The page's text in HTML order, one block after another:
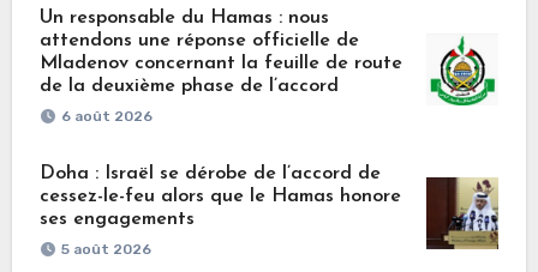
Un responsable du Hamas : nous
attendons une réponse officielle de
Mladenov concernant la feuille de route
de la deuxième phase de l’accord
6 août 2026
Doha : Israël se dérobe de l’accord de
cessez-le-feu alors que le Hamas honore
ses engagements
5 août 2026